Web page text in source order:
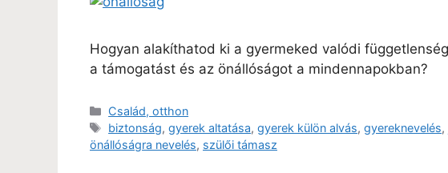
Hogyan alakíthatod ki a gyermeked valódi
a támogatást és az önállóságot a mindennapokban?
Család, otthon
biztonság,gyerek altatása,gyerek külön alvás,gyereknevelés,
önállóságra nevelés, szülői támasz